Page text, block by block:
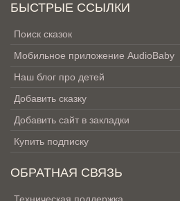
БЫСТРЫЕ ССЫЛКИ
Поиск сказок
Мобильное приложение AudioBaby
Наш блог про детей
Добавить сказку
Добавить сайт в закладки
Купить подписку
ОБРАТНАЯ СВЯЗЬ